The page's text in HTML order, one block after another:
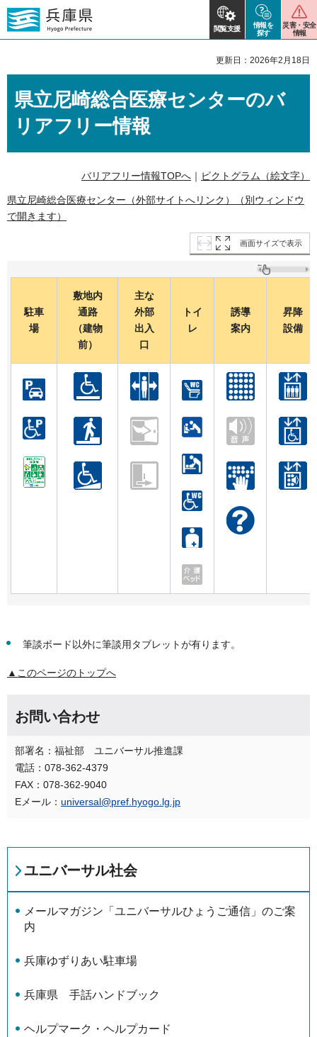
閲覧支援
情報を
探す
災害・安全
情報
更新日：2026年2月18日
県立尼崎総合医療センターのバ
リアフリー情報
バリアフリー情報TOPへ ｜ ピクトグラム（絵文字）
県立尼崎総合医療センター（外部サイトへリンク）（別ウィンドウ
で開きます）
画面サイズで表示
駐車
場
敷地内
通路
（建物
前）
主な
外部
出入
口
トイ
レ
誘導
案内
昇降
設備
筆談ボード以外に筆談用タブレットが有ります。
▲このページのトップへ
お問い合わせ
部署名：福祉部 ユニバーサル推進課
電話：078-362-4379
FAX：078-362-9040
Eメール： universal@pref.hyogo.lg.jp
ユニバーサル社会
メールマガジン「ユニバーサルひょうご通信」のご案
内
兵庫ゆずりあい駐車場
兵庫県 手話ハンドブック
ヘルプマーク・ヘルプカード